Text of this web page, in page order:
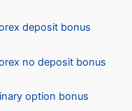
Forex deposit bonus
Forex no deposit bonus
Binary option bonus